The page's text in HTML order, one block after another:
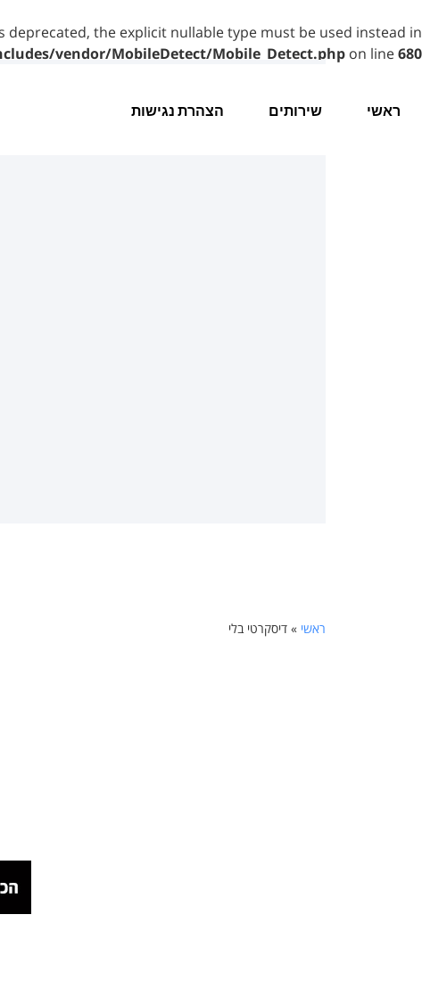
the explicit nullable type must be used instead in
vendor/MobileDetect/Mobile_Detect.php on line680
ראשי שירותים הצהרת נגישות
ראשי » דיסקרטי בלי